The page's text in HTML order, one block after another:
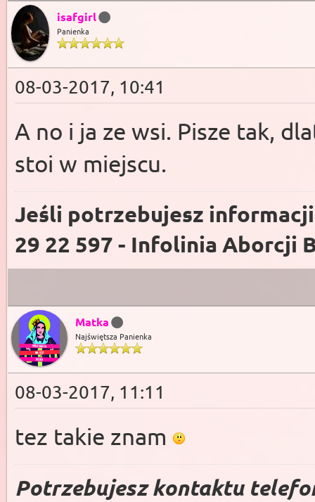
isafgirl
Panienka
08-03-2017, 10:41
A no i ja ze wsi. Pisze tak,
stoi w miejscu.
Jeśli potrzebujesz
29 22 597 - Infolinia Aborcji
Matka
Najświętsza Panienka
08-03-2017, 11:11
tez takie znam
Potrzebujesz kontaktu